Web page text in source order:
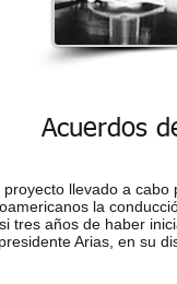
Acuerdos
llevado a
la
tres años de haber
Arias, en su